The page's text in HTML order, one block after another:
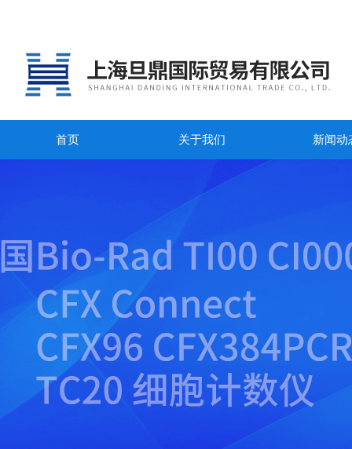
首页 关于我们 新闻动